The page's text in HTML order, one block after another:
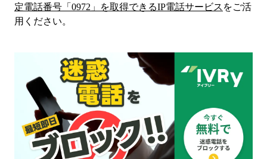
定電話番号「 0972 」を取得できるIP電話サービス をご活
用ください。